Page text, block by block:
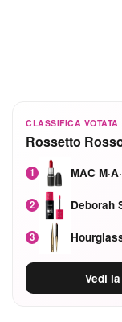
CLASSIFICA
Rossetto
1 MAC
2 Deborah
3
Vedi